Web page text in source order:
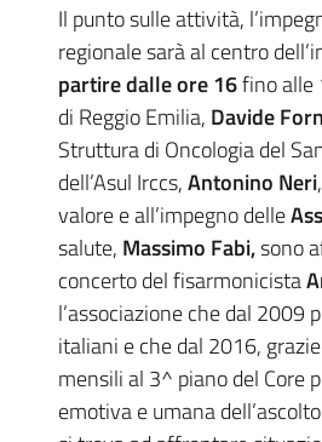
Il punto sulle attività,
regionale sarà al centro
partire dalle ore 16fino alle
di Reggio Emilia, Davide
Struttura di Oncologia del
dell’Asul Irccs,Antonino Neri
valore e all’impegno delle
salute, Massimo Fabi,sono
concerto del fisarmonicista
l’associazione che dal 2009
italiani e che dal 2016,
mensili al 3^ piano del Core
emotiva e umana